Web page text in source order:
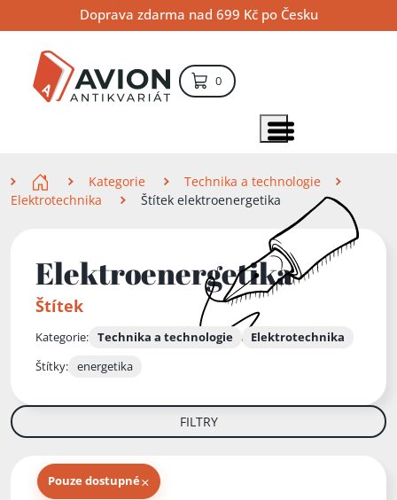
na
obsah
na
navigaci
na
vyhledávání
Doprava zdarma nad 699 Kč po Česku
0položek – košík
Zobrazit položky menu
Kategorie
Technika a technologie
Elektrotechnika
Štítek elektroenergetika
Elektroenergetika
Štítek
Kategorie: Technika a technologie
Elektrotechnika
Štítky: energetika
FILTRY
Pouze dostupné×